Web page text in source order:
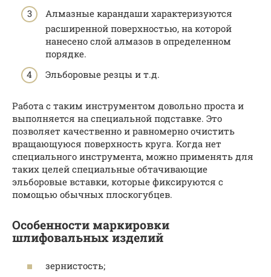
Алмазные карандаши характеризуются
расширенной поверхностью, на которой
нанесено слой алмазов в определенном
порядке.
Эльборовые резцы и т.д.
Работа с таким инструментом довольно проста и
выполняется на специальной подставке. Это
позволяет качественно и равномерно очистить
вращающуюся поверхность круга. Когда нет
специального инструмента, можно применять для
таких целей специальные обтачивающие
эльборовые вставки, которые фиксируются с
помощью обычных плоскогубцев.
Особенности маркировки
шлифовальных изделий
зернистость;